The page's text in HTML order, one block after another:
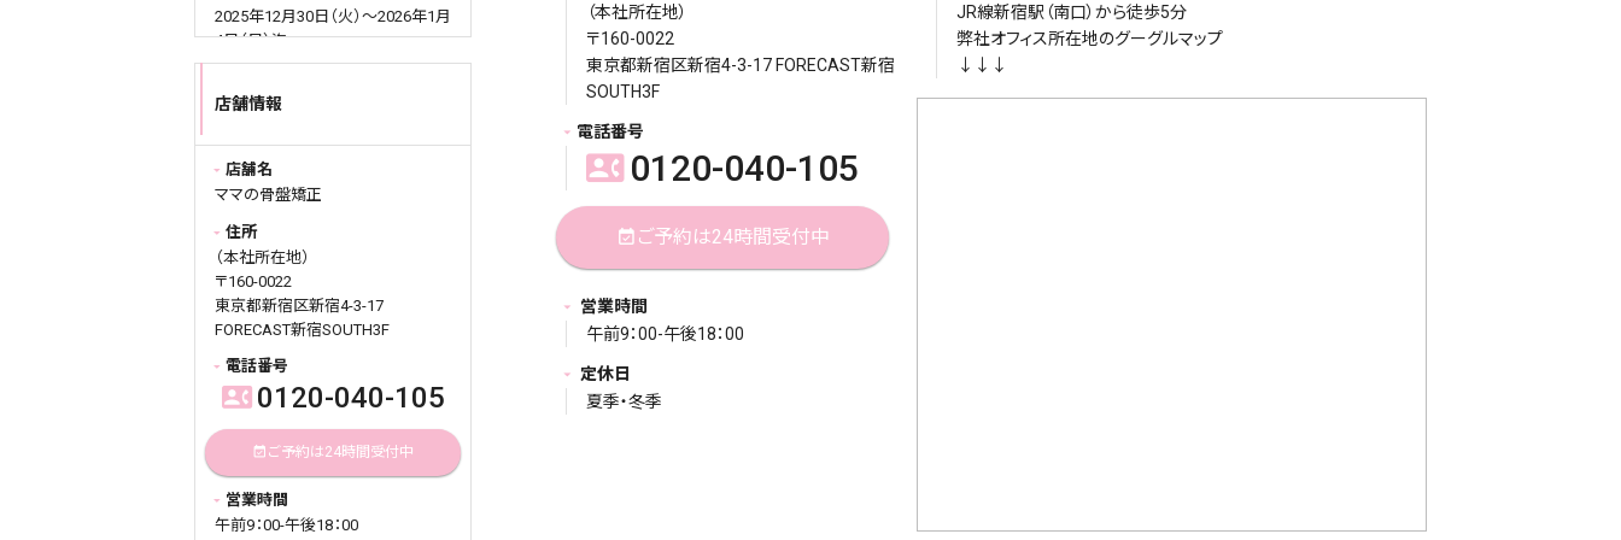
（本社所在地）
〒160-0022
東京都新宿区新宿4-3-17 FORECAST新宿
SOUTH3F
電話番号
contact_phone0120-040-105
event_available ご予約は24時間受付中
営業時間
午前9：00-午後18：00
定休日
夏季・冬季
JR線新宿駅（南口）から徒歩5分
弊社オフィス所在地のグーグルマップ
↓↓↓
2025年12月30日（火）～2026年1月
4日（日）迄。
休業期間中に頂きましたお問合せ
げます。
ぞ宜しくお願い申し上げます。
夏季休業期間：2025年8月13日～
休業期間中に頂きましたお問合せ
は翌営業日以降順次返答差し上げ
ご面倒をおかけいたしますがどうぞ
宜しくお願い申し上げます。
2024.12.02
2024年12月30日（月）～2025年1月
3日（金）迄。
休業期間中に頂きましたお問合せ
店舗情報
店舗名
ママの骨盤矯正
住所
（本社所在地）
〒160-0022
東京都新宿区新宿4-3-17
FORECAST新宿SOUTH3F
電話番号
contact_phone 0120-040-105
event_available ご予約は24時間受付中
営業時間
午前9：00-午後18：00